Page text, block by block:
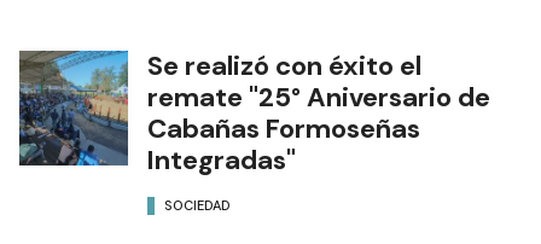
Se realizó con éxito el
remate "25° Aniversario de
Cabañas Formoseñas
Integradas"
SOCIEDAD